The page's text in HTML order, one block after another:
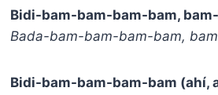
Bidi-bam-bam-bam-bam,
Bada-bam-bam-bam-bam,
Bidi-bam-bam-bam-bam (ahí,